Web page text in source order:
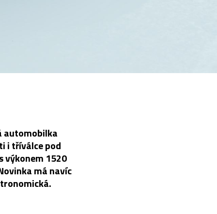
automobilka
i tříválce pod
výkonem 1520
má navíc